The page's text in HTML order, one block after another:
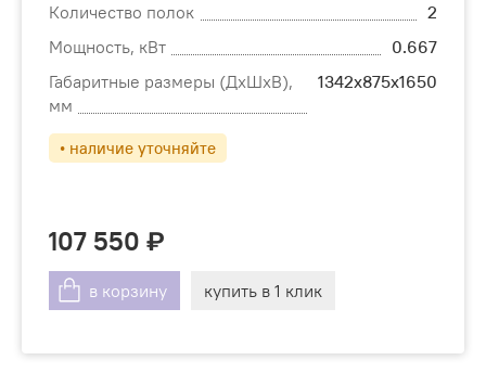
Количество полок
2
Мощность, кВт
0.667
Габаритные размеры (ДхШхВ),
мм
1342х875х1650
• наличие уточняйте
107 550
в корзину купить в 1 клик